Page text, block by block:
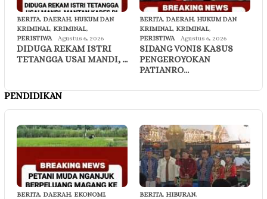
BERITA, DAERAH, HUKUM DAN
KRIMINAL, KRIMINAL,
PERISTIWA
Agustus 6, 2026
DIDUGA REKAM ISTRI
TETANGGA USAI MANDI, …
BERITA, DAERAH, HUKUM DAN
KRIMINAL, KRIMINAL,
PERISTIWA
Agustus 6, 2026
SIDANG VONIS KASUS
PENGEROYOKAN
PATIANRO…
PENDIDIKAN
BERITA, DAERAH, EKONOMI,
BERITA, HIBURAN,